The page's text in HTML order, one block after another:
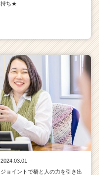
持ち★
2024.03.01
ジョイントで橋と人の力を引き出